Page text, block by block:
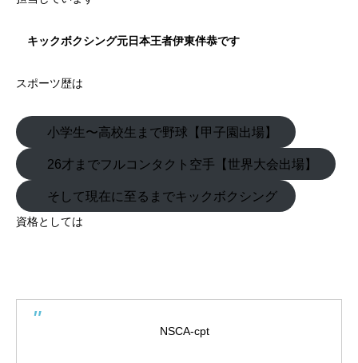
痩せますか？｜元日本王者
で答えます
キックボクシング元日本王者伊東伴恭です
スポーツ歴は
小学生〜高校生まで野球【甲子園出場】
26才までフルコンタクト空手【世界大会出場】
そして現在に至るまでキックボクシング
資格としては
NSCA-cpt